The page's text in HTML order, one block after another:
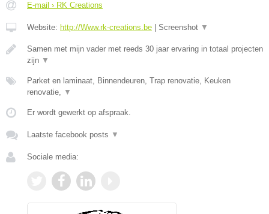
E-mail › RK Creations
Website: http://Www.rk-creations.be Screenshot ▼
Samen met mijn vader met reeds 30 jaar ervaring in totaal projecten
zijn ▼
Parket en laminaat, Binnendeuren, Trap renovatie, Keuken
renovatie, ▼
Er wordt gewerkt op afspraak.
Laatste facebook posts ▼
Sociale media: